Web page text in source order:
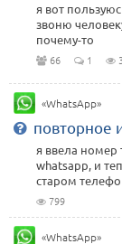
я вот
звоню
почему-то
66 1
«WhatsApp»
повторное
я ввела номер
whatsapp, и
старом
799
«WhatsApp»